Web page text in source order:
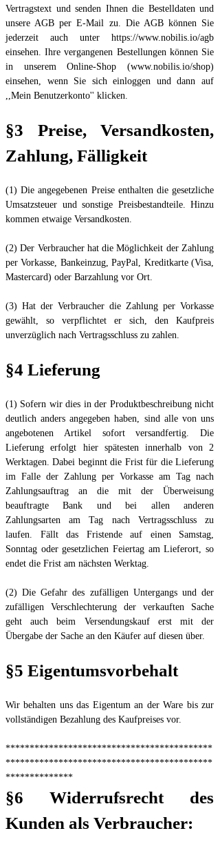
Vertragstext und senden Ihnen die Bestelldaten und
unsere AGB per E-Mail zu. Die AGB können Sie
jederzeit auch unter https://www.nobilis.io/agb
einsehen. Ihre vergangenen Bestellungen können Sie
in unserem Online-Shop (www.nobilis.io/shop)
einsehen, wenn Sie sich einloggen und dann auf
,,Mein Benutzerkonto'' klicken.
§3 Preise, Versandkosten,
Zahlung, Fälligkeit
(1) Die angegebenen Preise enthalten die gesetzliche
Umsatzsteuer und sonstige Preisbestandteile. Hinzu
kommen etwaige Versandkosten.
(2) Der Verbraucher hat die Möglichkeit der Zahlung
per Vorkasse, Bankeinzug, PayPal, Kreditkarte (Visa,
Mastercard) oder Barzahlung vor Ort.
(3) Hat der Verbraucher die Zahlung per Vorkasse
gewählt, so verpflichtet er sich, den Kaufpreis
unverzüglich nach Vertragsschluss zu zahlen.
§4 Lieferung
(1) Sofern wir dies in der Produktbeschreibung nicht
deutlich anders angegeben haben, sind alle von uns
angebotenen Artikel sofort versandfertig. Die
Lieferung erfolgt hier spätesten innerhalb von 2
Werktagen. Dabei beginnt die Frist für die Lieferung
im Falle der Zahlung per Vorkasse am Tag nach
Zahlungsauftrag an die mit der Überweisung
beauftragte Bank und bei allen anderen
Zahlungsarten am Tag nach Vertragsschluss zu
laufen. Fällt das Fristende auf einen Samstag,
Sonntag oder gesetzlichen Feiertag am Lieferort, so
endet die Frist am nächsten Werktag.
(2) Die Gefahr des zufälligen Untergangs und der
zufälligen Verschlechterung der verkauften Sache
geht auch beim Versendungskauf erst mit der
Übergabe der Sache an den Käufer auf diesen über.
§5 Eigentumsvorbehalt
Wir behalten uns das Eigentum an der Ware bis zur
vollständigen Bezahlung des Kaufpreises vor.
*******************************************
*******************************************
**************
§6 Widerrufsrecht des
Kunden als Verbraucher: